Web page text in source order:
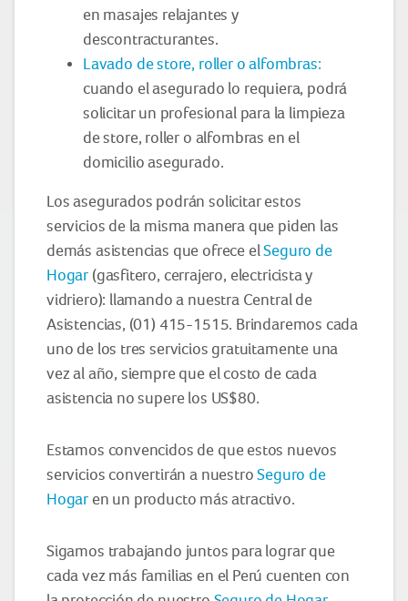
en masajes relajantes y
descontracturantes.
Lavado de store, roller o alfombras:
cuando el asegurado lo requiera, podrá
solicitar un profesional para la limpieza
de store, roller o alfombras en el
domicilio asegurado.
Los asegurados podrán solicitar estos
servicios de la misma manera que piden las
demás asistencias que ofrece elSeguro de
Hogar (gasfitero, cerrajero, electricista y
vidriero): llamando a nuestra Central de
Asistencias, (01) 415-1515. Brindaremos cada
uno de los tres servicios gratuitamente una
vez al año, siempre que el costo de cada
asistencia no supere los US$80.
Estamos convencidos de que estos nuevos
servicios convertirán a nuestroSeguro de
Hogar en un producto más atractivo.
Sigamos trabajando juntos para lograr que
cada vez más familias en el Perú cuenten con